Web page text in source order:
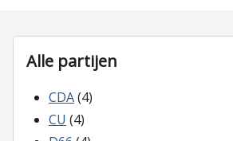
Alle partijen
CDA(4)
CU (4)